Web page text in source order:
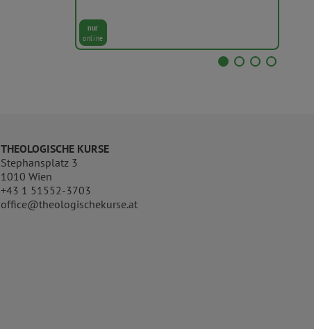
nur
online
THEOLOGISCHE KURSE
Stephansplatz 3
1010 Wien
+43 1 51552-3703
office@theologischekurse.at